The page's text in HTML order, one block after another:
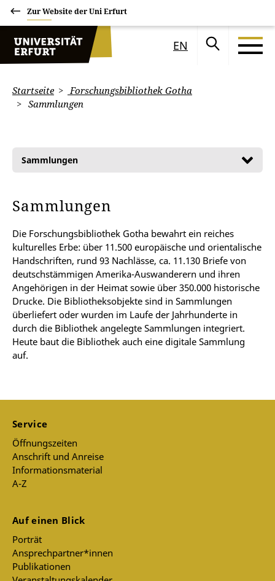
Zur Website der Uni Erfurt
EN
Startseite
Forschungsbibliothek Gotha
Sammlungen
Sammlungen
Sammlungen
Die Forschungsbibliothek Gotha bewahrt ein reiches
kulturelles Erbe: über 11.500 europäische und orientalische
Handschriften, rund 93 Nachlässe, ca. 11.130 Briefe von
deutschstämmigen Amerika-Auswanderern und ihren
Angehörigen in der Heimat sowie über 350.000 historische
Drucke. Die Bibliotheksobjekte sind in Sammlungen
überliefert oder wurden im Laufe der Jahrhunderte in
durch die Bibliothek angelegte Sammlungen integriert.
Heute baut die Bibliothek auch eine digitale Sammlung
auf.
Service
Öffnungszeiten
Anschrift und Anreise
Informationsmaterial
A-Z
Auf einen Blick
Porträt
Ansprechpartner*innen
Publikationen